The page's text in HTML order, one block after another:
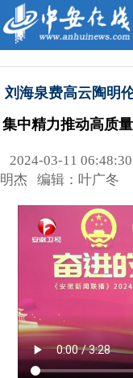
刘海泉费高云陶明
集中精力推动高质
2024-03-11
明杰 编辑：叶广冬